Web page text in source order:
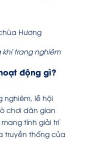
khí trang nghiêm
động gì?
nghiêm, lễ hội
chơi dân gian
tính giải trí
truyền thống của